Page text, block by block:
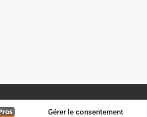
Gérer le consentement